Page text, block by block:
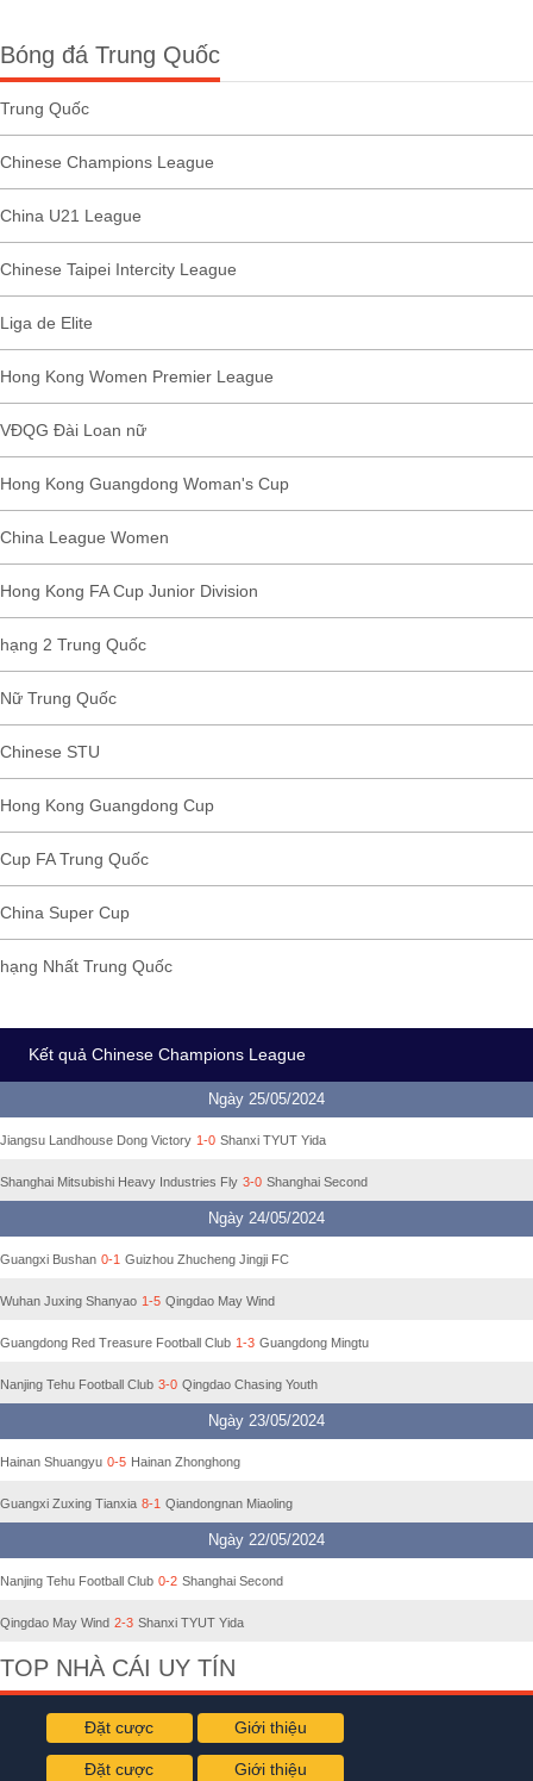
Bóng đá Trung Quốc
Trung Quốc
Chinese Champions League
China U21 League
Chinese Taipei Intercity League
Liga de Elite
Hong Kong Women Premier League
VĐQG Đài Loan nữ
Hong Kong Guangdong Woman's Cup
China League Women
Hong Kong FA Cup Junior Division
hạng 2 Trung Quốc
Nữ Trung Quốc
Chinese STU
Hong Kong Guangdong Cup
Cup FA Trung Quốc
China Super Cup
hạng Nhất Trung Quốc
Kết quả Chinese Champions League
Ngày 25/05/2024
Jiangsu Landhouse Dong Victory 1-0 Shanxi TYUT Yida
Shanghai Mitsubishi Heavy Industries Fly 3-0 Shanghai Second
Ngày 24/05/2024
Guangxi Bushan 0-1 Guizhou Zhucheng Jingji FC
Wuhan Juxing Shanyao 1-5 Qingdao May Wind
Guangdong Red Treasure Football Club 1-3 Guangdong Mingtu
Nanjing Tehu Football Club 3-0 Qingdao Chasing Youth
Ngày 23/05/2024
Hainan Shuangyu 0-5 Hainan Zhonghong
Guangxi Zuxing Tianxia 8-1 Qiandongnan Miaoling
Ngày 22/05/2024
Nanjing Tehu Football Club 0-2 Shanghai Second
Qingdao May Wind 2-3 Shanxi TYUT Yida
TOP NHÀ CÁI UY TÍN
Đặt cược Giới thiệu
Đặt cược Giới thiệu